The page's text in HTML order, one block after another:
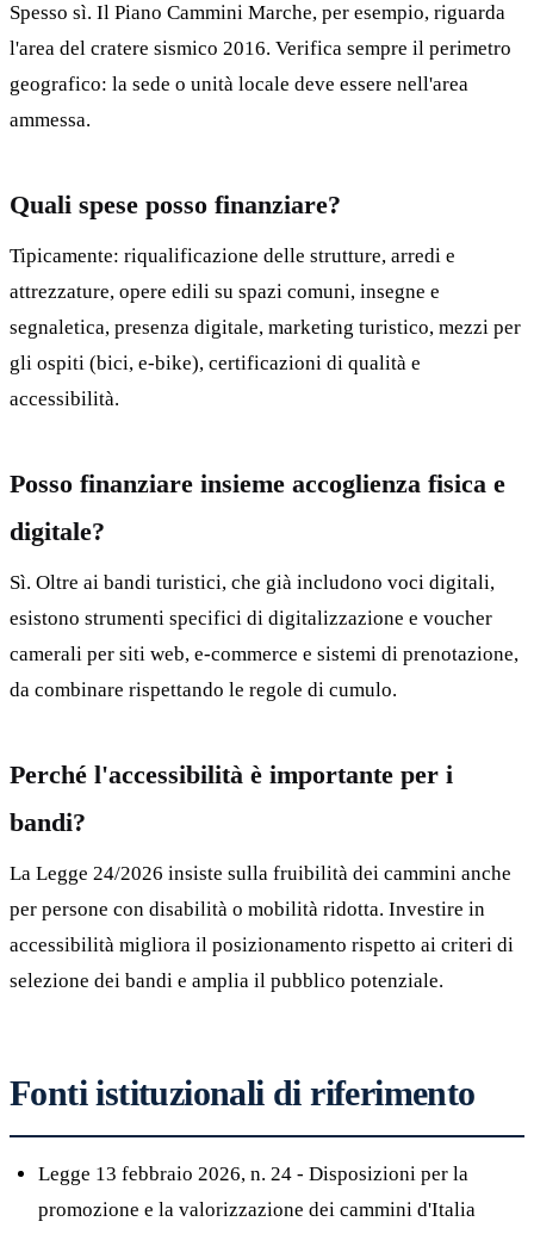
Spesso sì. Il Piano Cammini Marche, per esempio, riguarda
l'area del cratere sismico 2016. Verifica sempre il perimetro
geografico: la sede o unità locale deve essere nell'area
ammessa.
Quali spese posso finanziare?
Tipicamente: riqualificazione delle strutture, arredi e
attrezzature, opere edili su spazi comuni, insegne e
segnaletica, presenza digitale, marketing turistico, mezzi per
gli ospiti (bici, e-bike), certificazioni di qualità e
accessibilità.
Posso finanziare insieme accoglienza fisica e
digitale?
Sì. Oltre ai bandi turistici, che già includono voci digitali,
esistono strumenti specifici di digitalizzazione e voucher
camerali per siti web, e-commerce e sistemi di prenotazione,
da combinare rispettando le regole di cumulo.
Perché l'accessibilità è importante per i
bandi?
La Legge 24/2026 insiste sulla fruibilità dei cammini anche
per persone con disabilità o mobilità ridotta. Investire in
accessibilità migliora il posizionamento rispetto ai criteri di
selezione dei bandi e amplia il pubblico potenziale.
Fonti istituzionali di riferimento
Legge 13 febbraio 2026, n. 24 - Disposizioni per la
promozione e la valorizzazione dei cammini d'Italia